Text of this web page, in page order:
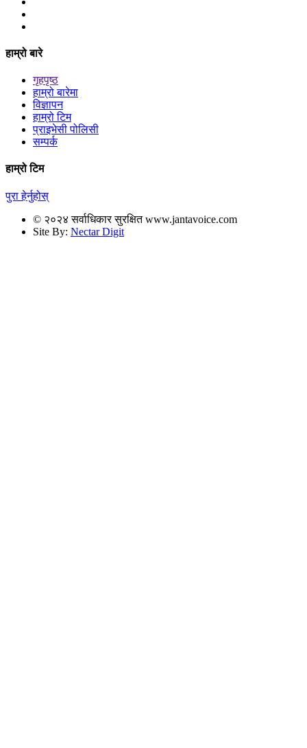
हाम्रो बारे
गृहपृष्ठ
हाम्रो बारेमा
विज्ञापन
हाम्रो टिम
प्राइभेसी पोलिसी
सम्पर्क
हाम्रो टिम
पुरा हेर्नुहोस्
© २०२४ सर्वाधिकार सुरक्षित www.jantavoice.com
Site By: Nectar Digit